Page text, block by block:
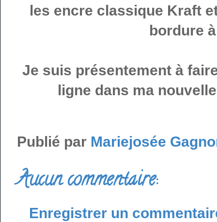
les encre classique Kraft
bordure
Je suis présentement à
ligne dans ma
Publié par Mariejosée
Aucun commentaire:
Enregistrer un